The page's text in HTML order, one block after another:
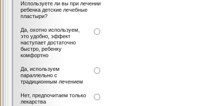
Используете ли вы при лечении
ребенка детские лечебные
пластыри?
Да, охотно используем,
это удобно, эффект
наступает достаточно
быстро, ребенку
комфортно
Да, используем
параллельно с
традиционным лечением
Нет, предпочитаем только
лекарства